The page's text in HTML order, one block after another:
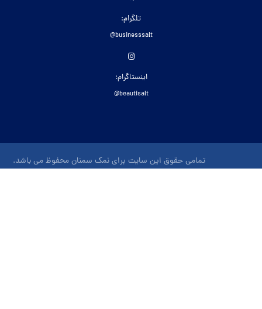
تلگرام:
businesssalt@
اینستاگرام:
beautisalt@
تمامی حقوق این سایت برای نمک سمنان محفوظ می باشد.